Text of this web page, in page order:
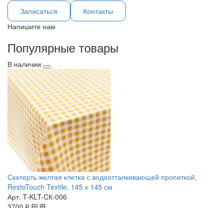
Записаться
Контакты
Напишите нам
Популярные товары
В наличии
Скатерть желтая клетка с водоотталкивающей пропиткой,
RestoTouch Textile, 145 х 145 см
Арт. T-KLT-CК-006